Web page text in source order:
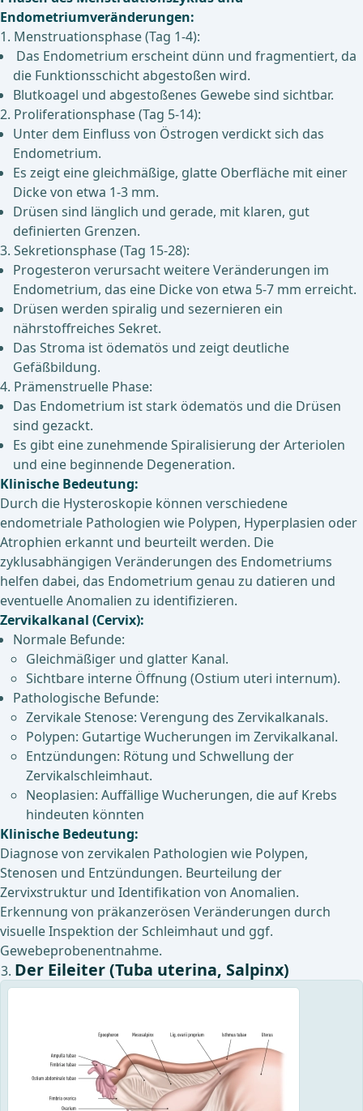
Endometriumveränderungen:
1. Menstruationsphase (Tag 1-4):
Das Endometrium erscheint dünn und fragmentiert, da
die Funktionsschicht abgestoßen wird.
Blutkoagel und abgestoßenes Gewebe sind sichtbar.
2. Proliferationsphase (Tag 5-14):
Unter dem Einfluss von Östrogen verdickt sich das
Endometrium.
Es zeigt eine gleichmäßige, glatte Oberfläche mit einer
Dicke von etwa 1-3 mm.
Drüsen sind länglich und gerade, mit klaren, gut
definierten Grenzen.
3. Sekretionsphase (Tag 15-28):
Progesteron verursacht weitere Veränderungen im
Endometrium, das eine Dicke von etwa 5-7 mm erreicht.
Drüsen werden spiralig und sezernieren ein
nährstoffreiches Sekret.
Das Stroma ist ödematös und zeigt deutliche
Gefäßbildung.
4. Prämenstruelle Phase:
Das Endometrium ist stark ödematös und die Drüsen
sind gezackt.
Es gibt eine zunehmende Spiralisierung der Arteriolen
und eine beginnende Degeneration.
Klinische Bedeutung:
Durch die Hysteroskopie können verschiedene
endometriale Pathologien wie Polypen, Hyperplasien oder
Atrophien erkannt und beurteilt werden. Die
zyklusabhängigen Veränderungen des Endometriums
helfen dabei, das Endometrium genau zu datieren und
eventuelle Anomalien zu identifizieren.
Zervikalkanal (Cervix):
Normale Befunde:
Gleichmäßiger und glatter Kanal.
Sichtbare interne Öffnung (Ostium uteri internum).
Pathologische Befunde:
Zervikale Stenose: Verengung des Zervikalkanals.
Polypen: Gutartige Wucherungen im Zervikalkanal.
Entzündungen: Rötung und Schwellung der
Zervikalschleimhaut.
Neoplasien: Auffällige Wucherungen, die auf Krebs
hindeuten könnten
Klinische Bedeutung:
Diagnose von zervikalen Pathologien wie Polypen,
Stenosen und Entzündungen. Beurteilung der
Zervixstruktur und Identifikation von Anomalien.
Erkennung von präkanzerösen Veränderungen durch
visuelle Inspektion der Schleimhaut und ggf.
Gewebeprobenentnahme.
Der Eileiter (Tuba uterina, Salpinx)